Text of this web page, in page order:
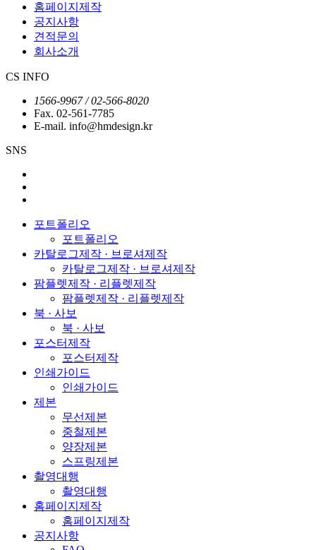
홈페이지제작
공지사항
견적문의
회사소개
CS INFO
1566-9967 / 02-566-8020
Fax. 02-561-7785
E-mail. info@hmdesign.kr
SNS
포트폴리오
포트폴리오
카탈로그제작 · 브로셔제작
카탈로그제작 · 브로셔제작
팜플렛제작 · 리플렛제작
팜플렛제작 · 리플렛제작
북 · 사보
북 · 사보
포스터제작
포스터제작
인쇄가이드
인쇄가이드
제본
무선제본
중철제본
양장제본
스프링제본
촬영대행
촬영대행
홈페이지제작
홈페이지제작
공지사항